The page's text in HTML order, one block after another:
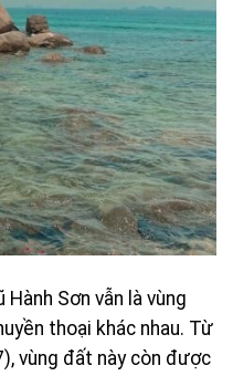
Sơn vẫn là vùng
thoại khác nhau. Từ
vùng đất này còn được